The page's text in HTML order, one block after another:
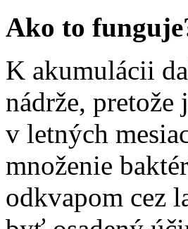
Ako to
K akumulácii
nádrže,
v letných
množenie
odkvapom cez